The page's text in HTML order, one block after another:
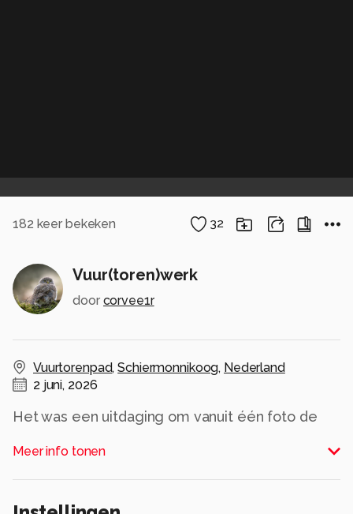
182 keer bekeken 32
Vuur(toren)werk
door corvee1r
Vuurtorenpad,Schiermonnikoog, Nederland
2 juni, 2026
Het was een uitdaging om vanuit één foto de
Eerst RAW bewerking in DxO Photolab o.a. met
Meer info tonen